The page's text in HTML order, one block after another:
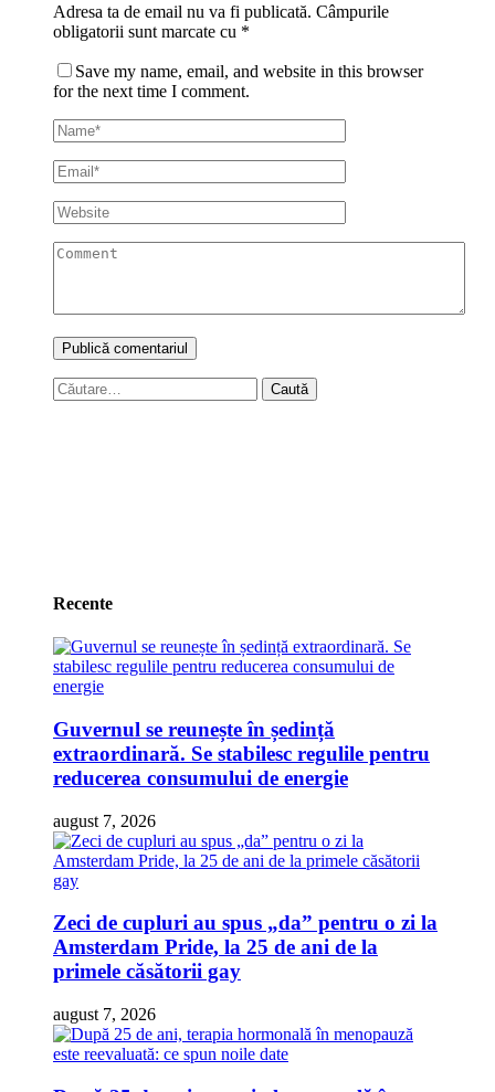
Adresa ta de email nu va fi publicată. Câmpurile
obligatorii sunt marcate cu *
Save my name, email, and website in this browser
for the next time I comment.
Caută
după:
Recente
Guvernul se reunește în ședință
extraordinară. Se stabilesc regulile pentru
reducerea consumului de energie
august 7, 2026
Zeci de cupluri au spus „da” pentru o zi la
Amsterdam Pride, la 25 de ani de la
primele căsătorii gay
august 7, 2026